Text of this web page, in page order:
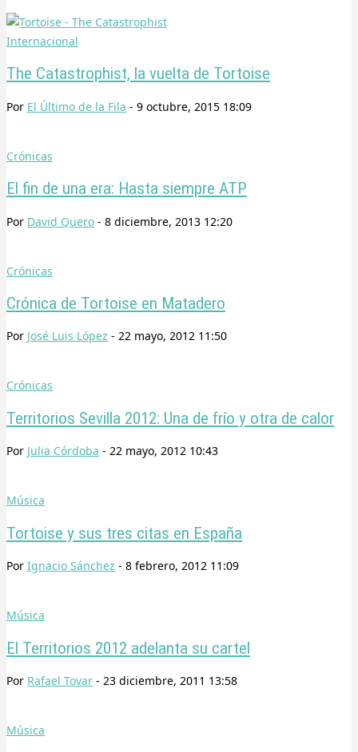
Internacional
The Catastrophist, la vuelta de Tortoise
Por El Último de la Fila - 9 octubre, 2015 18:09
Crónicas
El fin de una era: Hasta siempre ATP
Por David Quero - 8 diciembre, 2013 12:20
Crónicas
Crónica de Tortoise en Matadero
Por José Luis López - 22 mayo, 2012 11:50
Crónicas
Territorios Sevilla 2012: Una de frío y otra de calor
Por Julia Córdoba - 22 mayo, 2012 10:43
Música
Tortoise y sus tres citas en España
Por Ignacio Sánchez - 8 febrero, 2012 11:09
Música
El Territorios 2012 adelanta su cartel
Por Rafael Tovar - 23 diciembre, 2011 13:58
Música